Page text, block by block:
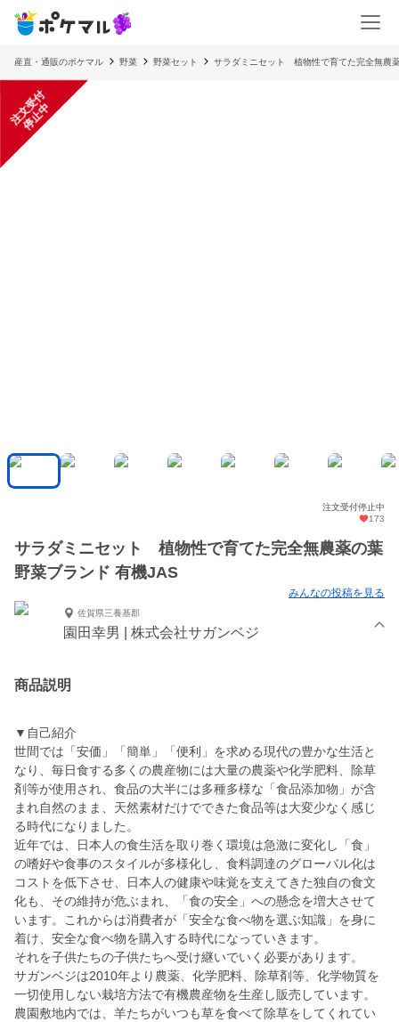
産直・通販のポケマル 野菜 野菜セット サラダミニセット 植物性で育てた完全無農
注
文
受
付
停
止
中
注文受付停止中
173
サラダミニセット 植物性で育てた完全無農薬の葉
野菜ブランド 有機JAS
みんなの投稿を見る
佐賀県三養基郡
園田幸男 | 株式会社サガンベジ
商品説明
▼自己紹介
世間では「安価」「簡単」「便利」を求める現代の豊かな生活と
なり、毎日食する多くの農産物には大量の農薬や化学肥料、除草
剤等が使用され、食品の大半には多種多様な「食品添加物」が含
まれ自然のまま、天然素材だけでできた食品等は大変少なく感じ
る時代になりました。
近年では、日本人の食生活を取り巻く環境は急激に変化し「食」
の嗜好や食事のスタイルが多様化し、食料調達のグローバル化は
コストを低下させ、日本人の健康や味覚を支えてきた独自の食文
化も、その維持が危ぶまれ、「食の安全」への懸念を増大させて
います。これからは消費者が「安全な食べ物を選ぶ知識」を身に
着け、安全な食べ物を購入する時代になっていきます。
それを子供たちの子供たちへ受け継いでいく必要があります。
サガンベジは2010年より農薬、化学肥料、除草剤等、化学物質を
一切使用しない栽培方法で有機農産物を生産し販売しています。
農園敷地内では、羊たちがいつも草を食べて除草をしてくれてい